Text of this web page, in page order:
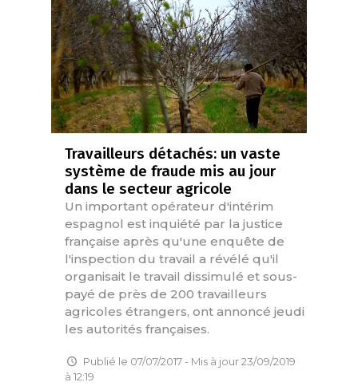
Travailleurs détachés: un vaste
système de fraude mis au jour
dans le secteur agricole
Un important opérateur d'intérim
espagnol est inquiété par la justice
française après qu'une enquête de
l'inspection du travail a révélé qu'il
organisait le travail dissimulé et sous-
payé de près de 200 travailleurs
agricoles étrangers, ont annoncé jeudi
les autorités françaises.
Publié le 07/07/2017 - Mis à jour 23/09/2019
à 12:19